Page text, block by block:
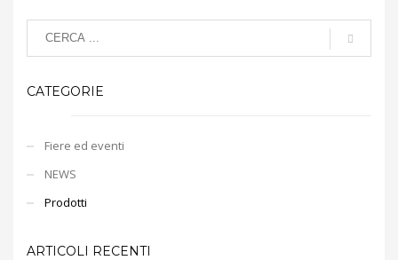
CATEGORIE
Fiere ed eventi
NEWS
Prodotti
ARTICOLI RECENTI